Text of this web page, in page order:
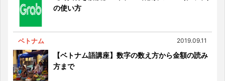
の使い方
ベトナム 2019.09.11
【ベトナム語講座】数字の数え方から金額の読み
方まで